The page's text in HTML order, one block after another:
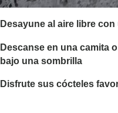
Desayune al aire libre
Descanse en una camita
bajo una sombrilla
Disfrute sus cócteles